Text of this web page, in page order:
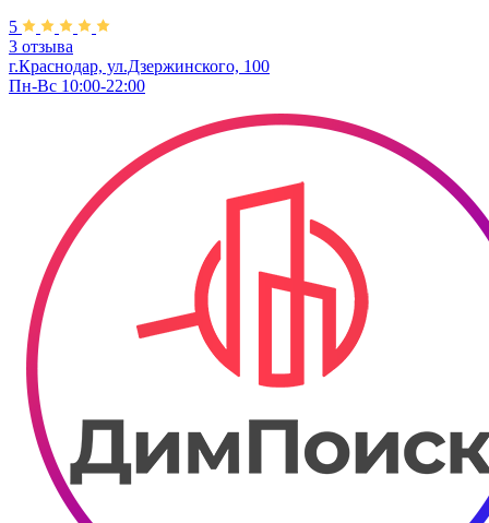
5
3 отзыва
г.Краснодар, ул.Дзержинского, 100
Пн-Вс 10:00-22:00